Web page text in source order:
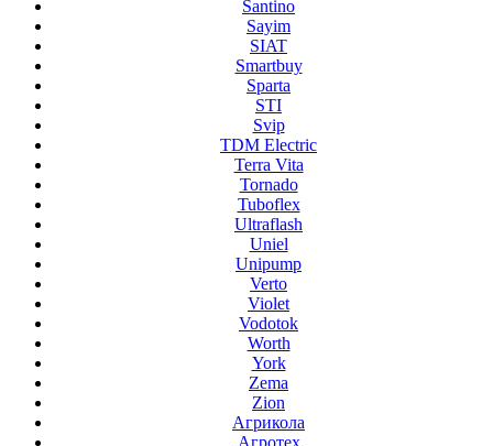
Santino
Sayim
SIAT
Smartbuy
Sparta
STI
Svip
TDM Electric
Terra Vita
Tornado
Tuboflex
Ultraflash
Uniel
Unipump
Verto
Violet
Vodotok
Worth
York
Zema
Zion
Агрикола
Агротех